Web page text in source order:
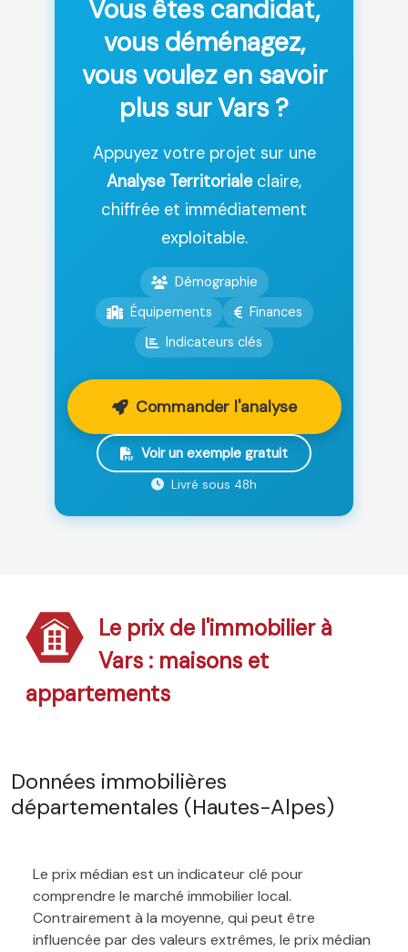
Vous êtes candidat,
vous déménagez,
vous voulez en savoir
plus sur Vars ?
Appuyez votre projet sur une
Analyse Territorialeclaire,
chiffrée et immédiatement
exploitable.
Démographie
Équipements
Finances
Indicateurs clés
Commander l'analyse
Voir un exemple gratuit
Livré sous 48h
Le prix de l'immobilier à
Vars : maisons et
appartements
Données immobilières
départementales (Hautes-Alpes)
Le prix médian est un indicateur clé pour
comprendre le marché immobilier local.
Contrairement à la moyenne, qui peut être
influencée par des valeurs extrêmes, le prix médian